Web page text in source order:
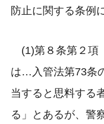
防止に関する条例
(1)第８条第２項
は…入管法第73条
当すると思料する
る」とあるが、警